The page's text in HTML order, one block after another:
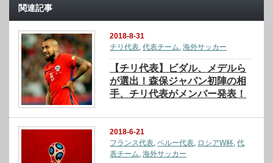
関連記事
2018-8-31
チリ代表,代表チーム,海外サッカー
【チリ代表】ビダル、メデルら
が選出！森保ジャパン初陣の相
手、チリ代表がメンバー発表！
2018-6-21
フランス代表 ,ペルー代表 ロシアW杯 ,代
表チーム ,海外サッカー